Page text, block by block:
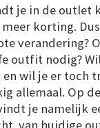
je in de outlet
korting.
verandering?
outfit nodig?
en wil je er toch
allemaal. Op
je namelijk